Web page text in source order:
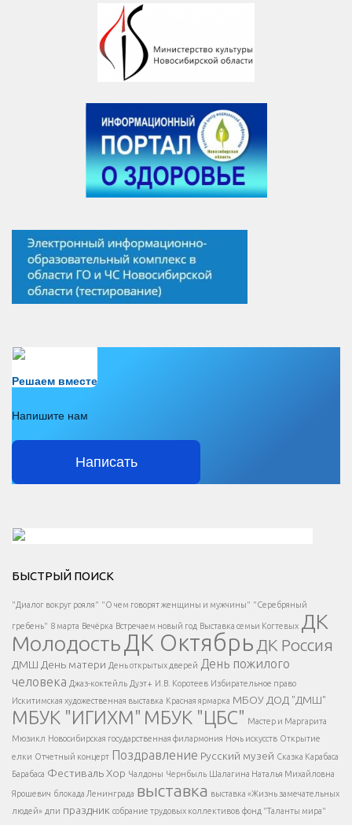
Решаем вместе
Напишите нам
Написать
Есть вопрос?
Напишите нам
</span >
Написать
</button >
</div >
</div > </div >
БЫСТРЫЙ ПОИСК
"Диалог вокруг рояля" "О чем говорят женщины и мужчины" "Серебряный
гребень" 8 марта Вечёрка Встречаем новый год Выставка семьи Когтевых ДК
МолодостьДК Октябрь ДК Россия
ДМШ День матери День открытых дверей День пожилого
человека Джаз-коктейль Дуэт+ И.В. Коротеев Избирательное право
Искитимская художественная выставка Красная ярмарка МБОУ ДОД "ДМШ"
МБУК "ИГИХМ" МБУК "ЦБС" Мастер и Маргарита
Мюзикл Новосибирская государственная филармония Ночь искусств Открытие
елки Отчетный концерт Поздравление Русский музей Сказка Карабаса
Барабаса Фестиваль Хор Чалдоны Чернбыль Шалагина Наталья Михайловна
Ярошевич блокада Ленинграда выставка выставка «Жизнь замечательных
людей» дпи праздник собрание трудовых коллективов фонд "Таланты мира"